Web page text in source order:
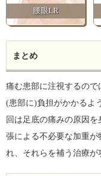
腰眼LR
まとめ
痛む患部に注視するの
(患部に)負担がかかるよ
回は足底の痛みの原因
張による不必要な加重
れ、それらを補う治療が